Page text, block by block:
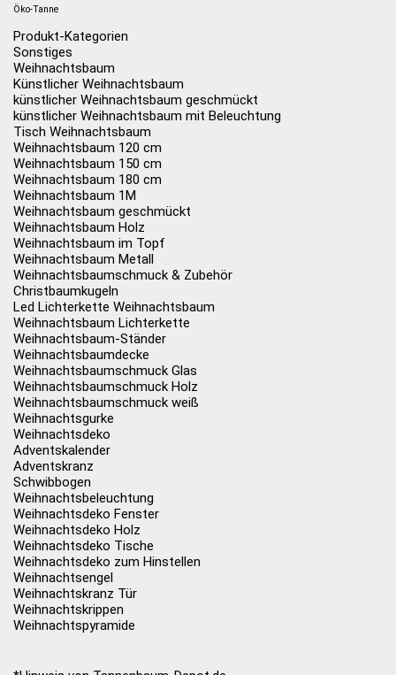
Öko-Tanne
Produkt-Kategorien
Sonstiges
Weihnachtsbaum
Künstlicher Weihnachtsbaum
künstlicher Weihnachtsbaum geschmückt
künstlicher Weihnachtsbaum mit Beleuchtung
Tisch Weihnachtsbaum
Weihnachtsbaum 120 cm
Weihnachtsbaum 150 cm
Weihnachtsbaum 180 cm
Weihnachtsbaum 1M
Weihnachtsbaum geschmückt
Weihnachtsbaum Holz
Weihnachtsbaum im Topf
Weihnachtsbaum Metall
Weihnachtsbaumschmuck & Zubehör
Christbaumkugeln
Led Lichterkette Weihnachtsbaum
Weihnachtsbaum Lichterkette
Weihnachtsbaum-Ständer
Weihnachtsbaumdecke
Weihnachtsbaumschmuck Glas
Weihnachtsbaumschmuck Holz
Weihnachtsbaumschmuck weiß
Weihnachtsgurke
Weihnachtsdeko
Adventskalender
Adventskranz
Schwibbogen
Weihnachtsbeleuchtung
Weihnachtsdeko Fenster
Weihnachtsdeko Holz
Weihnachtsdeko Tische
Weihnachtsdeko zum Hinstellen
Weihnachtsengel
Weihnachtskranz Tür
Weihnachtskrippen
Weihnachtspyramide